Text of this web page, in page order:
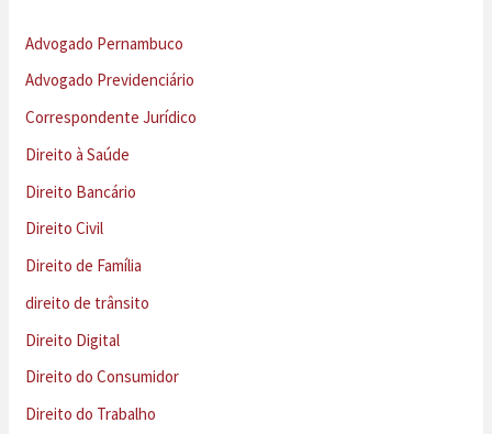
Advogado Pernambuco
Advogado Previdenciário
Correspondente Jurídico
Direito à Saúde
Direito Bancário
Direito Civil
Direito de Família
direito de trânsito
Direito Digital
Direito do Consumidor
Direito do Trabalho